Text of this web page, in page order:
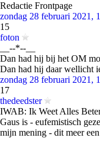
Redactie Frontpage
zondag 28 februari 2021,
15
foton
__--*--__
Dan had hij bij het OM
Dan had hij daar wellicht
zondag 28 februari 2021,
17
thedeedster
IWAB: Ik Weet Alles
Gaus is - eufemistisch
mijn mening - dit meer